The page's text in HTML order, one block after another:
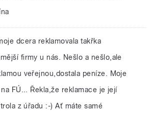
dcera reklamovala takřka
firmy u nás. Nešlo a nešlo,ale
veřejnou,dostala peníze. Moje
FÚ... Řekla,že reklamace je její
z úřadu :-) Ať máte samé